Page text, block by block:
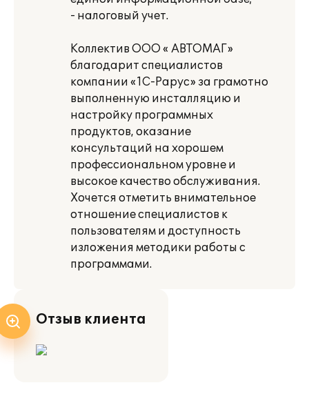
- налоговый учет.
Коллектив ООО « АВТОМАГ»
благодарит специалистов
компании «1С-Рарус» за грамотно
выполненную инсталляцию и
настройку программных
продуктов, оказание
консультаций на хорошем
профессиональном уровне и
высокое качество обслуживания.
Хочется отметить внимательное
отношение специалистов к
пользователям и доступность
изложения методики работы с
программами.
Отзыв клиента